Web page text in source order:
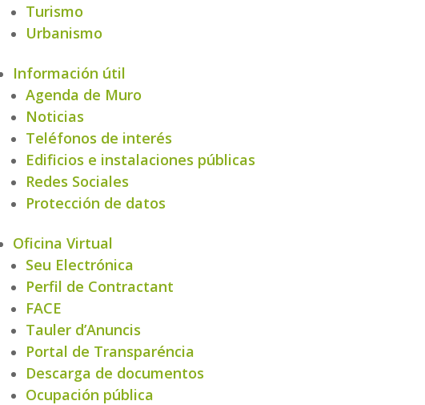
Turismo
Urbanismo
Información útil
Agenda de Muro
Noticias
Teléfonos de interés
Edificios e instalaciones públicas
Redes Sociales
Protección de datos
Oficina Virtual
Seu Electrónica
Perfil de Contractant
FACE
Tauler d’Anuncis
Portal de Transparéncia
Descarga de documentos
Ocupación pública